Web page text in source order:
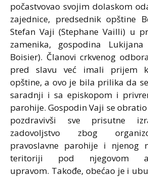
počastvovao svojim dolaskom
zajednice, predsednik opštine
Stefan Vaji (Stephane Vailli) u
zamenika, gospodina
Boisier). Članovi crkvenog
pred slavu već imali prijem
opštine, a ovo je bila prilika da
saradnji i sa episkopom i
parohije. Gospodin Vaji se
pozdravivši sve prisutne
zadovoljstvo zbog
pravoslavne parohije i njenog
teritoriji pod njegovom
upravom. Takođe, obećao je i